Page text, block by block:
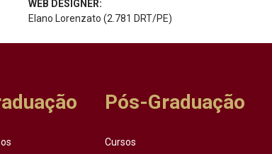
WEB DESIGNER:
Elano Lorenzato (2.781 DRT/PE)
Pós-Graduação
Cursos